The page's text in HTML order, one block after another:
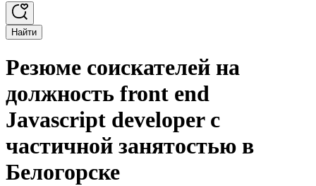
Найти
Резюме соискателей на
должность front end
Javascript developer с
частичной занятостью в
Белогорске